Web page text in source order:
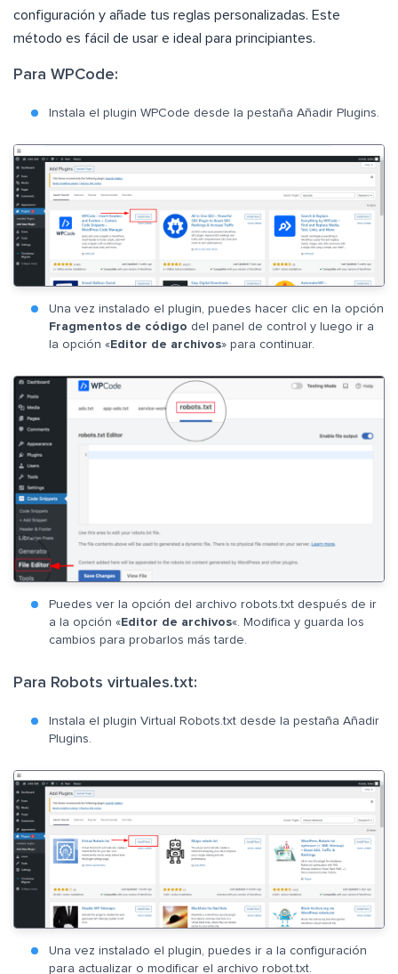
configuración y añade tus reglas personalizadas. Este
método es fácil de usar e ideal para principiantes.
Para WPCode:
Instala el plugin WPCode desde la pestaña Añadir Plugins.
Una vez instalado el plugin, puedes hacer clic en la opción
Fragmentos de código del panel de control y luego ir a
la opción «Editor de archivos» para continuar.
Puedes ver la opción del archivo robots.txt después de ir
a la opción «Editor de archivos«. Modifica y guarda los
cambios para probarlos más tarde.
Para Robots virtuales.txt:
Instala el plugin Virtual Robots.txt desde la pestaña Añadir
Plugins.
Una vez instalado el plugin, puedes ir a la configuración
para actualizar o modificar el archivo robot.txt.